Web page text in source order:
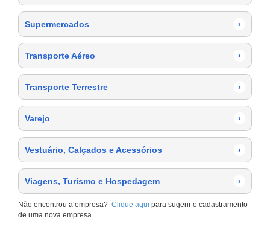
Supermercados ›
Transporte Aéreo ›
Transporte Terrestre ›
Varejo ›
Vestuário, Calçados e Acessórios ›
Viagens, Turismo e Hospedagem ›
Não encontrou a empresa? Clique aqui para sugerir o cadastramento
de uma nova empresa